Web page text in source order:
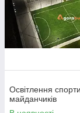
Освітлення
майданчиків